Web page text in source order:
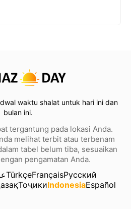
waktu shalat untuk hari ini dan
bulan ini.
tergantung pada lokasi Anda.
melihat terbit atau terbenam
tabel belum tiba, sesuaikan
pengamatan Anda.
TürkçeFrançaisРусский
ТоҷикиIndonesiaEspañol